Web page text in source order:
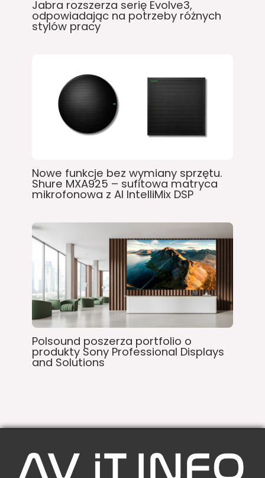
Jabra rozszerza serię Evolve3,
odpowiadając na potrzeby różnych
stylów pracy
Nowe funkcje bez wymiany sprzętu.
Shure MXA925 – sufitowa matryca
mikrofonowa z AI IntelliMix DSP
Polsound poszerza portfolio o
produkty Sony Professional Displays
and Solutions